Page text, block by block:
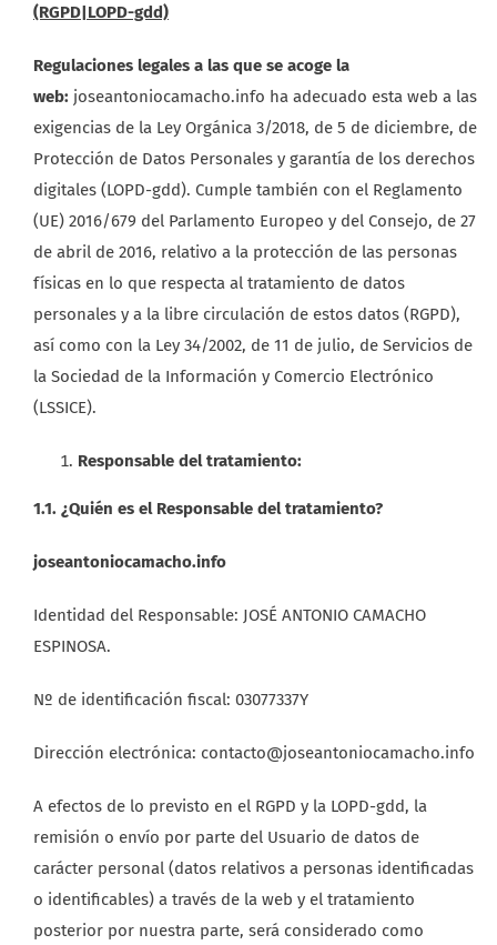
(RGPD|LOPD-gdd)
Regulaciones legales a las que se acoge la
web: joseantoniocamacho.info ha adecuado esta web a las
exigencias de la Ley Orgánica 3/2018, de 5 de diciembre, de
Protección de Datos Personales y garantía de los derechos
digitales (LOPD-gdd). Cumple también con el Reglamento
(UE) 2016/679 del Parlamento Europeo y del Consejo, de 27
de abril de 2016, relativo a la protección de las personas
físicas en lo que respecta al tratamiento de datos
personales y a la libre circulación de estos datos (RGPD),
así como con la Ley 34/2002, de 11 de julio, de Servicios de
la Sociedad de la Información y Comercio Electrónico
(LSSICE).
Responsable del tratamiento:
1.1. ¿Quién es el Responsable del tratamiento?
joseantoniocamacho.info
Identidad del Responsable: JOSÉ ANTONIO CAMACHO
ESPINOSA.
Nº de identificación fiscal: 03077337Y
Dirección electrónica: contacto@joseantoniocamacho.info
A efectos de lo previsto en el RGPD y la LOPD-gdd, la
remisión o envío por parte del Usuario de datos de
carácter personal (datos relativos a personas identificadas
o identificables) a través de la web y el tratamiento
posterior por nuestra parte, será considerado como